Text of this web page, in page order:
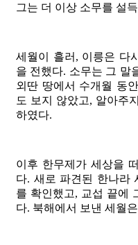
그는 더 이상 소무를 설
세월이 흘러, 이릉은 다
을 전했다. 소무는 그 말
외딴 땅에서 수개월 동
도 보지 않았고, 알아주
하였다.
이후 한무제가 세상을
다. 새로 파견된 한나라
를 확인했고, 교섭 끝에
다. 북해에서 보낸 세월